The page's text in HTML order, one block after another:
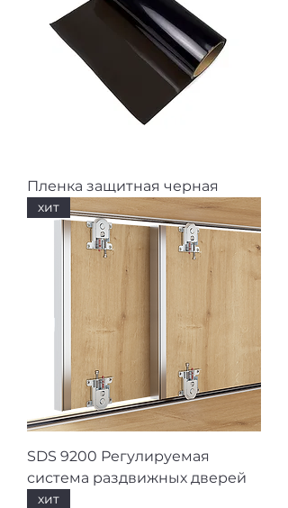
Пленка защитная черная
хит
SDS 9200 Регулируемая
система раздвижных дверей
хит